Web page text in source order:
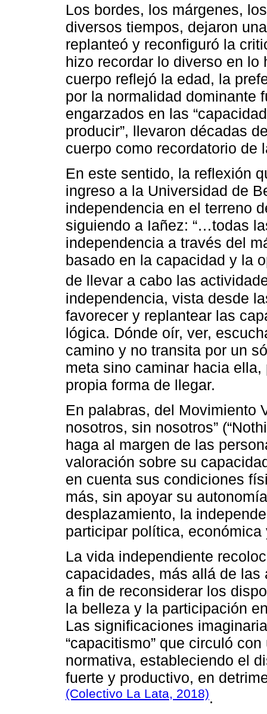
Los bordes, los márgenes,
diversos tiempos, dejaron
replanteó y reconfiguró la
hizo recordar lo diverso en
cuerpo reflejó la edad, la
por la normalidad dominante
engarzados en las
producir”, llevaron décadas
cuerpo como recordatorio de
En este sentido, la reflexión
ingreso a la Universidad de
independencia en el terreno
siguiendo a Iañez: “…todas
independencia a través del
basado en la capacidad y la
de llevar a cabo las
independencia, vista desde
favorecer y replantear las
lógica. Dónde oír, ver,
camino y no transita por un
meta sino caminar hacia
propia forma de llegar.
En palabras, del Movimiento
nosotros, sin nosotros”
haga al margen de las
valoración sobre su
en cuenta sus condiciones
más, sin apoyar su
desplazamiento, la
participar política,
La vida independiente
capacidades, más allá de
a fin de reconsiderar los
la belleza y la participación
Las significaciones
“capacitismo” que circuló
normativa, estableciendo el
fuerte y productivo, en
(Colectivo La Lata, 2018).